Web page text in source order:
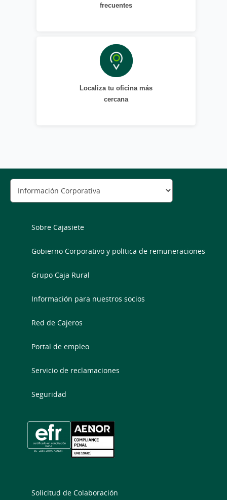
frecuentes
Localiza tu oficina más
cercana
Sobre Cajasiete
Gobierno Corporativo y política de remuneraciones
Grupo Caja Rural
Información para nuestros socios
Red de Cajeros
Portal de empleo
Servicio de reclamaciones
Seguridad
Solicitud de Colaboración